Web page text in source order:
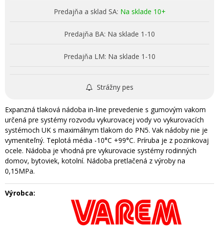
Predajňa a sklad SA: Na sklade 10+
Predajňa BA: Na sklade 1-10
Predajňa LM: Na sklade 1-10
Strážny pes
Expanzná tlaková nádoba in-line prevedenie s gumovým vakom
určená pre systémy rozvodu vykurovacej vody vo vykurovacích
systémoch UK s maximálnym tlakom do PN5. Vak nádoby nie je
vymeniteľný. Teplotá média -10°C +99°C. Príruba je z pozinkovaj
ocele. Nádoba je vhodná pre vykurovacie systémy rodinných
domov, bytoviek, kotolní. Nádoba pretlačená z výroby na
0,15MPa.
Výrobca: